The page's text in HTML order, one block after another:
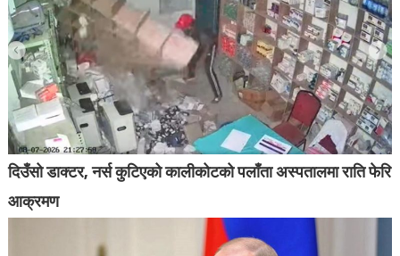
दिउँसो डाक्टर, नर्स कुटिएको कालीकोटको पलाँता अस्पतालमा राति फेरि
आक्रमण